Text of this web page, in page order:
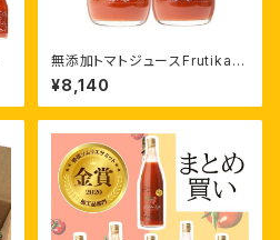
無添加トマトジュースFrutika飲
み比べ［180ml ×12本］
¥8,140